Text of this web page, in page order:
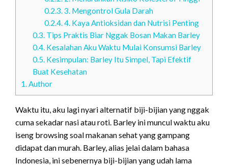
0.2.3.3. Mengontrol Gula Darah
0.2.4.4. Kaya Antioksidan dan Nutrisi Penting
0.3.Tips Praktis Biar Nggak Bosan Makan Barley
0.4.Kesalahan Aku Waktu Mulai Konsumsi Barley
0.5.Kesimpulan: Barley Itu Simpel, Tapi Efektif
Buat Kesehatan
1.Author
Waktu itu, aku lagi nyari alternatif biji-bijian yang nggak
cuma sekadar nasi atau roti. Barley ini muncul waktu aku
iseng browsing soal makanan sehat yang gampang
didapat dan murah. Barley, alias jelai dalam bahasa
Indonesia, ini sebenernya biji-bijian yang udah lama